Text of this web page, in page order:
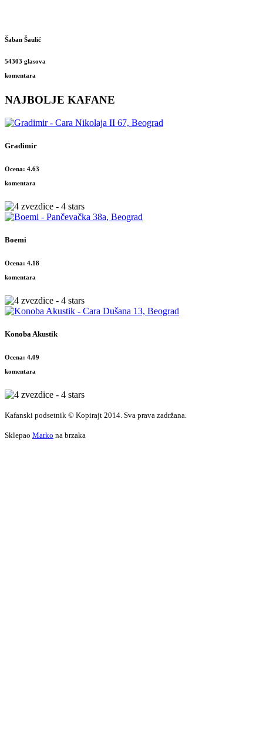
Šaban Šaulić
54303 glasova
komentara
NAJBOLJE KAFANE
Gradimir
Ocena: 4.63
komentara
Boemi
Ocena: 4.18
komentara
Konoba Akustik
Ocena: 4.09
komentara
Kafanski podsetnik © Kopirajt 2014. Sva prava zadržana.
Sklepao Marko na brzaka